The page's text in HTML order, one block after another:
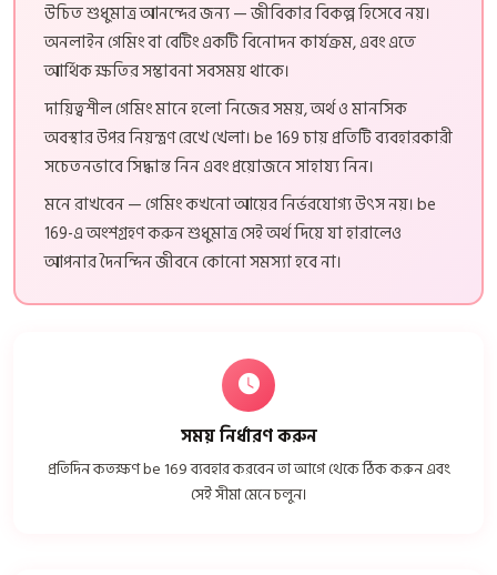
উচিত শুধুমাত্র আনন্দের জন্য — জীবিকার বিকল্প হিসেবে নয়।
অনলাইন গেমিং বা বেটিং একটি বিনোদন কার্যক্রম, এবং এতে
আর্থিক ক্ষতির সম্ভাবনা সবসময় থাকে।
দায়িত্বশীল গেমিং মানে হলো নিজের সময়, অর্থ ও মানসিক
অবস্থার উপর নিয়ন্ত্রণ রেখে খেলা। be 169 চায় প্রতিটি ব্যবহারকারী
সচেতনভাবে সিদ্ধান্ত নিন এবং প্রয়োজনে সাহায্য নিন।
মনে রাখবেন — গেমিং কখনো আয়ের নির্ভরযোগ্য উৎস নয়। be
169-এ অংশগ্রহণ করুন শুধুমাত্র সেই অর্থ দিয়ে যা হারালেও
আপনার দৈনন্দিন জীবনে কোনো সমস্যা হবে না।
সময় নির্ধারণ করুন
প্রতিদিন কতক্ষণ be 169 ব্যবহার করবেন তা আগে থেকে ঠিক করুন এবং
সেই সীমা মেনে চলুন।